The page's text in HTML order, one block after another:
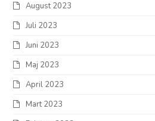
August 2023
Juli 2023
Juni 2023
Maj 2023
April 2023
Mart 2023